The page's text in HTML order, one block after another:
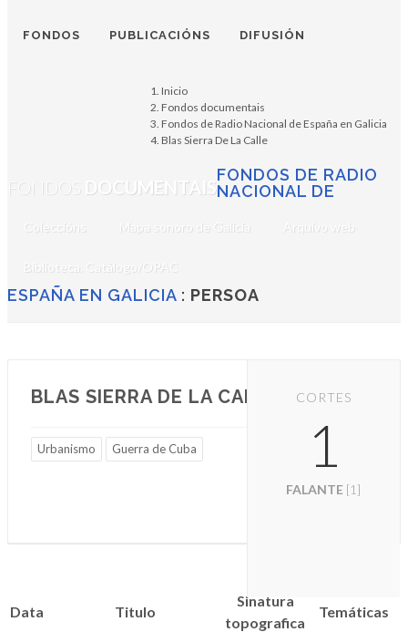
FONDOS PUBLICACIÓNS DIFUSIÓN
FONDOS DOCUMENTAIS
Coleccións Mapa sonoro de Galicia Arquivo web
Biblioteca. Catálogo/OPAC
FONDOS DE RADIO
NACIONAL DE
ESPAÑA EN GALICIA : PERSOA
Inicio
Fondos documentais
Fondos de Radio Nacional de España en Galicia
Blas Sierra De La Calle
BLAS SIERRA DE LA CALLE
Urbanismo Guerra de Cuba
CORTES
1
FALANTE [1]
Data Titulo
Sinatura
topografica
Temáticas